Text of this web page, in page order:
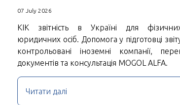
07 July 2026
КІК звітність в Україні для
юридичних осіб. Допомога у підготовці
контрольовані іноземні компанії,
документів та консультація MOGOL ALFA.
Читати далі